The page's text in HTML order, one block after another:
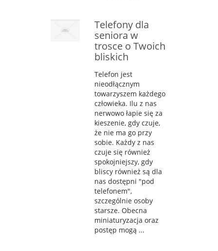
Telefony dla
seniora w
trosce o Twoich
bliskich
Telefon jest
nieodłącznym
towarzyszem każdego
człowieka. Ilu z nas
nerwowo łapie się za
kieszenie, gdy czuje,
że nie ma go przy
sobie. Każdy z nas
czuje się również
spokojniejszy, gdy
bliscy również są dla
nas dostępni "pod
telefonem",
szczególnie osoby
starsze. Obecna
miniaturyzacja oraz
postęp mogą ...